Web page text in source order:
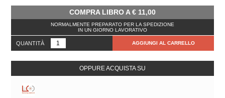
COMPRA LIBRO A€11,00
NORMALMENTE PREPARATO PER LA SPEDIZIONE
IN UN GIORNO LAVORATIVO
QUANTITÀ AGGIUNGI AL CARRELLO
OPPURE ACQUISTA SU